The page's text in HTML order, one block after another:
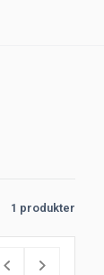
1 produkter